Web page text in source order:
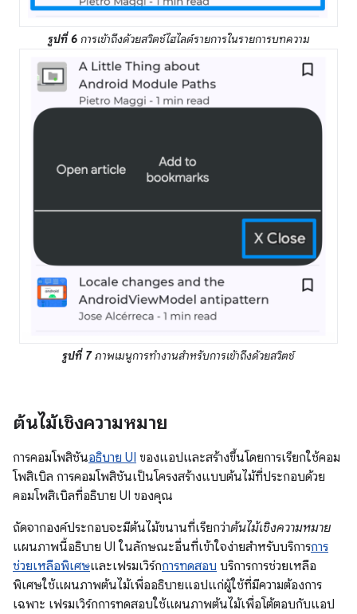
รูปที่ 6การเข้าถึงด้วยสวิตช์ไฮไลต์รายการในรายการบทความ
รูปที่ 7ภาพเมนูการทำงานสำหรับการเข้าถึงด้วยสวิตช์
ต้นไม้เชิงความหมาย
การคอมโพสิชันอธิบาย UI ของแอปและสร้างขึ้นโดยการเรียกใช้คอม
โพสิเบิล การคอมโพสิชันเป็นโครงสร้างแบบต้นไม้ที่ประกอบด้วย
คอมโพสิเบิลที่อธิบาย UI ของคุณ
ถัดจากองค์ประกอบจะมีต้นไม้ขนานที่เรียกว่าต้นไม้เชิงความหมาย
แผนภาพนี้อธิบาย UI ในลักษณะอื่นที่เข้าใจง่ายสำหรับบริการการ
ช่วยเหลือพิเศษและเฟรมเวิร์กการทดสอบ บริการการช่วยเหลือ
พิเศษใช้แผนภาพต้นไม้เพื่ออธิบายแอปแก่ผู้ใช้ที่มีความต้องการ
เฉพาะ เฟรมเวิร์กการทดสอบใช้แผนภาพต้นไม้เพื่อโต้ตอบกับแอป